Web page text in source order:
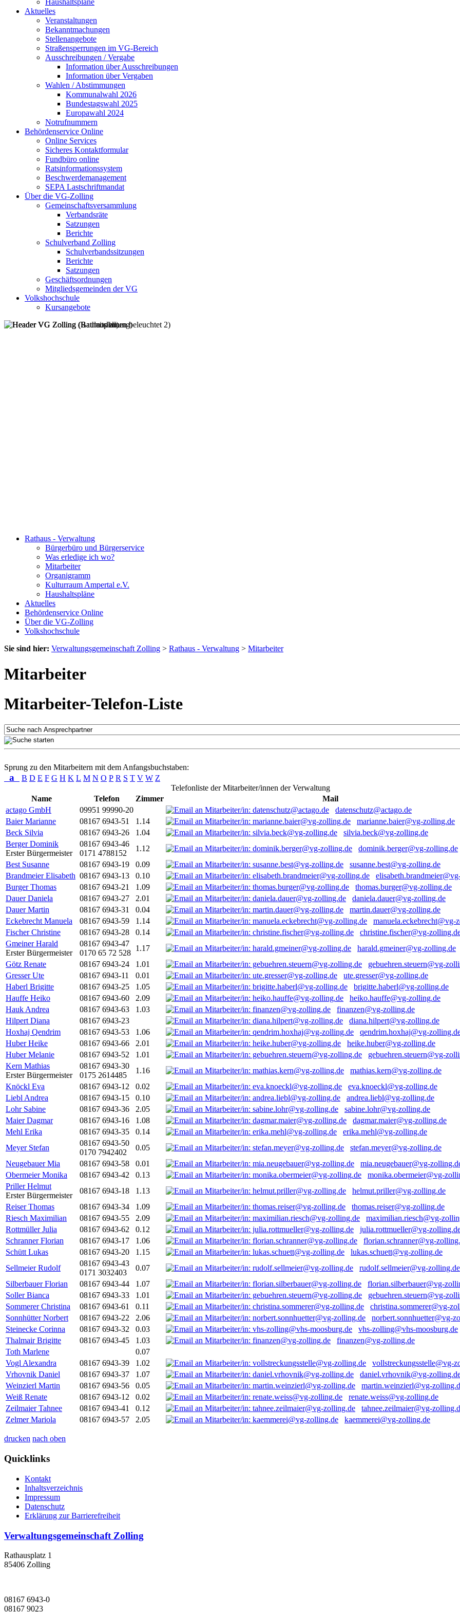
Haushaltspläne
Aktuelles
Veranstaltungen
Bekanntmachungen
Stellenangebote
Straßensperrungen im VG-Bereich
Ausschreibungen / Vergabe
Information über Ausschreibungen
Information über Vergaben
Wahlen / Abstimmungen
Kommunalwahl 2026
Bundestagswahl 2025
Europawahl 2024
Notrufnummern
Behördenservice Online
Online Services
Sicheres Kontaktformular
Fundbüro online
Ratsinformationssystem
Beschwerdemanagement
SEPA Lastschriftmandat
Über die VG-Zolling
Gemeinschaftsversammlung
Verbandsräte
Satzungen
Berichte
Schulverband Zolling
Schulverbandssitzungen
Berichte
Satzungen
Geschäftsordnungen
Mitgliedsgemeinden der VG
Volkshochschule
Kursangebote
Rathaus - Verwaltung
Bürgerbüro und Bürgerservice
Was erledige ich wo?
Mitarbeiter
Organigramm
Kulturraum Ampertal e.V.
Haushaltspläne
Aktuelles
Behördenservice Online
Über die VG-Zolling
Volkshochschule
Sie sind hier: Verwaltungsgemeinschaft Zolling > Rathaus - Verwaltung > Mitarbeiter
Mitarbeiter
Mitarbeiter-Telefon-Liste
Sprung zu den Mitarbeitern mit dem Anfangsbuchstaben:
a B D E F G H K L M N O P R S T V W Z
Telefonliste der Mitarbeiter/innen der Verwaltung
Name
Telefon Zimmer
Mail
actago GmbH
09951 99990-20
datenschutz@actago.de
Baier Marianne
08167 6943-51 1.14
marianne.baier@vg-zolling.de
Beck Silvia
08167 6943-26 1.04
silvia.beck@vg-zolling.de
Berger Dominik
Erster Bürgermeister
08167 6943-46
0171 4788152
1.12
dominik.berger@vg-zolling.de
Best Susanne
08167 6943-19 0.09
susanne.best@vg-zolling.de
Brandmeier Elisabeth 08167 6943-13 0.10
Burger Thomas
08167 6943-21 1.09
thomas.burger@vg-zolling.de
Dauer Daniela
08167 6943-27 2.01
daniela.dauer@vg-zolling.de
Dauer Martin
08167 6943-31 0.04
martin.dauer@vg-zolling.de
Eckebrecht Manuela
08167 6943-59 1.14
manuela.eckebrecht@vg-
Fischer Christine
08167 6943-28 0.14
christine.fischer@vg-
Gmeiner Harald
Erster Bürgermeister
08167 6943-47
0170 65 72 528
1.17
harald.gmeiner@vg-zolling.de
Götz Renate
08167 6943-24 1.01
gebuehren.steuern@vg-
Gresser Ute
08167 6943-11 0.01
ute.gresser@vg-zolling.de
Haberl Brigitte
08167 6943-25 1.05
brigitte.haberl@vg-zolling.de
Hauffe Heiko
08167 6943-60 2.09
heiko.hauffe@vg-zolling.de
Hauk Andrea
08167 6943-63 1.03
finanzen@vg-zolling.de
Hilpert Diana
08167 6943-23
diana.hilpert@vg-zolling.de
Hoxhaj Qendrim
08167 6943-53 1.06
qendrim.hoxhaj@vg-
Huber Heike
08167 6943-66 2.01
heike.huber@vg-zolling.de
Huber Melanie
08167 6943-52 1.01
gebuehren.steuern@vg-
Kern Mathias
Erster Bürgermeister
08167 6943-30
0175 2614485
1.16
mathias.kern@vg-zolling.de
Knöckl Eva
08167 6943-12 0.02
eva.knoeckl@vg-zolling.de
Liebl Andrea
08167 6943-15 0.10
andrea.liebl@vg-zolling.de
Lohr Sabine
08167 6943-36 2.05
sabine.lohr@vg-zolling.de
Maier Dagmar
08167 6943-16 1.08
dagmar.maier@vg-zolling.de
Mehl Erika
08167 6943-35 0.14
erika.mehl@vg-zolling.de
Meyer Stefan
08167 6943-50
0170 7942402
0.05
stefan.meyer@vg-zolling.de
Neugebauer Mia
08167 6943-58 0.01
mia.neugebauer@vg-
Obermeier Monika
08167 6943-42 0.13
monika.obermeier@vg-
Priller Helmut
Erster Bürgermeister
08167 6943-18 1.13
helmut.priller@vg-zolling.de
Reiser Thomas
08167 6943-34 1.09
thomas.reiser@vg-zolling.de
Riesch Maximilian
08167 6943-55 2.09
maximilian.riesch@vg-
Rottmüller Julia
08167 6943-62 0.12
julia.rottmueller@vg-
Schranner Florian
08167 6943-17 1.06
florian.schranner@vg-
Schütt Lukas
08167 6943-20 1.15
lukas.schuett@vg-zolling.de
Sellmeier Rudolf
08167 6943-43
0171 3032403
0.07
rudolf.sellmeier@vg-zolling.de
Silberbauer Florian
08167 6943-44 1.07
florian.silberbauer@vg-
Soller Bianca
08167 6943-33 1.01
gebuehren.steuern@vg-
Sommerer Christina
08167 6943-61 0.11
christina.sommerer@vg-
Sonnhütter Norbert
08167 6943-22 2.06
norbert.sonnhuetter@vg-
Steinecke Corinna
08167 6943-32 0.03
vhs-zolling@vhs-moosburg.de
Thalmair Brigitte
08167 6943-45 1.03
finanzen@vg-zolling.de
Toth Marlene
0.07
Vogl Alexandra
08167 6943-39 1.02
vollstreckungsstelle@vg-
Vrhovnik Daniel
08167 6943-37 1.07
daniel.vrhovnik@vg-
Weinzierl Martin
08167 6943-56 0.05
martin.weinzierl@vg-
Weiß Renate
08167 6943-12 0.02
renate.weiss@vg-zolling.de
Zeilmaier Tahnee
08167 6943-41 0.12
tahnee.zeilmaier@vg-
Zelmer Mariola
08167 6943-57 2.05 kaemmerei@vg-zolling.de
drucken nach oben
Quicklinks
Kontakt
Inhaltsverzeichnis
Impressum
Datenschutz
Erklärung zur Barrierefreiheit
Verwaltungsgemeinschaft Zolling
Rathausplatz 1
85406 Zolling
08167 6943-0
08167 9023